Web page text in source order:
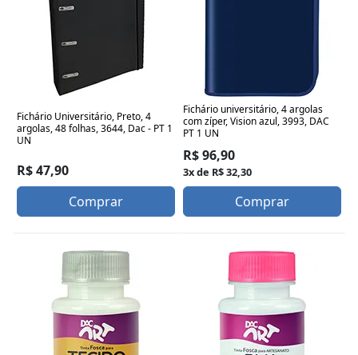
Fichário Universitário, Preto, 4
argolas, 48 folhas, 3644, Dac - PT 1
UN
R$ 47,90
Comprar
Fichário universitário, 4 argolas
com zíper, Vision azul, 3993, DAC
PT 1 UN
R$ 96,90
3x de R$ 32,30
Comprar